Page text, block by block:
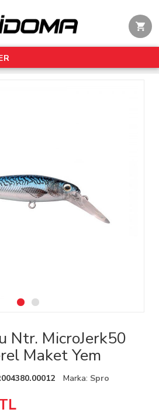
Ntr. MicroJerk50
Maket Yem
Marka: Spro